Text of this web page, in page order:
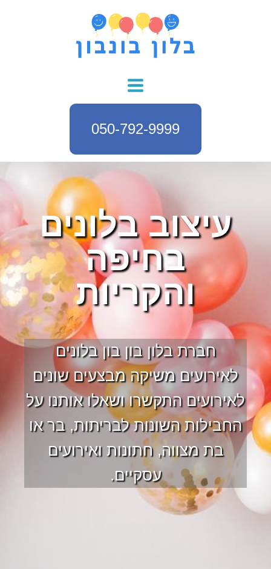
050-792-9999
עיצוב בלונים
בחיפה
והקריות
חברת בלון בון בון בלונים
לאירועים משיקה מבצעים שונים
לאירועים התקשרו ושאלו אותנו על
החבילות השונות לבריתות, בר או
בת מצווה, חתונות ואירועים
עסקיים.